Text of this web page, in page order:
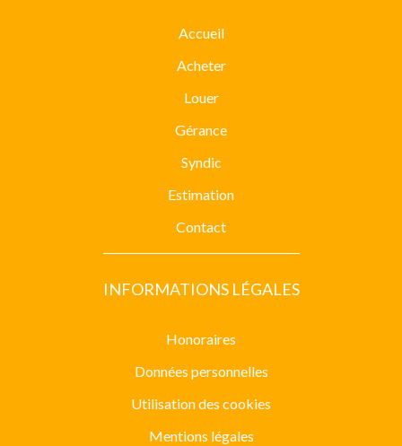
Accueil
Acheter
Louer
Gérance
Syndic
Estimation
Contact
INFORMATIONS LÉGALES
Honoraires
Données personnelles
Utilisation des cookies
Mentions légales